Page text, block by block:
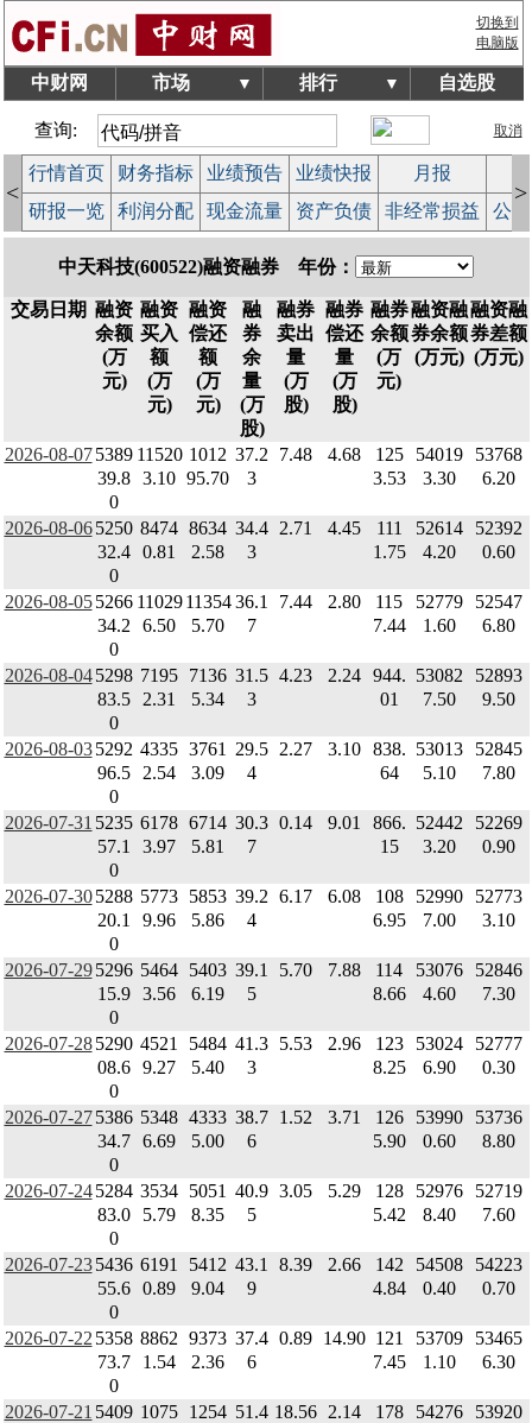
切换到
电脑版
中财网 市场 ▼ 排行 ▼ 自选股
查询: 取消
<
行情首页 财务指标 业绩预告 业绩快报 月报
研报一览
利润分配 现金流量 资产负债 非经常损益 公
>
中天科技(600522)融资融券 年份：
交易日期 融资
余额
(万
元)
融资
买入
额
(万
元)
融资
偿还
额
(万
元)
融
券
余
量
(万
股)
融券
卖出
量
(万
股)
融券
偿还
量
(万
股)
融券
余额
(万
元)
融资融
券余额
(万元)
融资融
券差额
(万元)
2026-08-07 5389
39.8
0
11520
3.10
1012
95.70
37.2
3
7.48 4.68
125
3.53
54019
3.30
53768
6.20
2026-08-06 5250
32.4
0
8474
0.81
8634
2.58
34.4
3
2.71 4.45
111
1.75
52614
4.20
52392
0.60
2026-08-05 5266
34.2
0
11029
6.50
11354
5.70
36.1
7
7.44 2.80
115
7.44
52779
1.60
52547
6.80
2026-08-04 5298
83.5
0
7195
2.31
7136
5.34
31.5
3
4.23 2.24 944.
01
53082
7.50
52893
9.50
2026-08-03 5292
96.5
0
4335
2.54
3761
3.09
29.5
4
2.27 3.10 838.
64
53013
5.10
52845
7.80
2026-07-31 5235
57.1
0
6178
3.97
6714
5.81
30.3
7
0.14 9.01
866.
15
52442
3.20
52269
0.90
2026-07-30 5288
20.1
0
5773
9.96
5853
5.86
39.2
4
6.17 6.08
108
6.95
52990
7.00
52773
3.10
2026-07-29 5296
15.9
0
5464
3.56
5403
6.19
39.1
5
5.70 7.88
114
8.66
53076
4.60
52846
7.30
2026-07-28 5290
08.6
0
4521
9.27
5484
5.40
41.3
3
5.53 2.96
123
8.25
53024
6.90
52777
0.30
2026-07-27 5386
34.7
0
5348
6.69
4333
5.00
38.7
6
1.52 3.71
126
5.90
53990
0.60
53736
8.80
2026-07-24 5284
83.0
0
3534
5.79
5051
8.35
40.9
5
3.05 5.29
128
5.42
52976
8.40
52719
7.60
2026-07-23 5436
55.6
0
6191
0.89
5412
9.04
43.1
9
8.39 2.66
142
4.84
54508
0.40
54223
0.70
2026-07-22 5358
73.7
0
8862
1.54
9373
2.36
37.4
6
0.89 14.90 121
7.45
53709
1.10
53465
6.30
2026-07-21 5409 1075 1254 51.4 18.56 2.14
178
54276
53920